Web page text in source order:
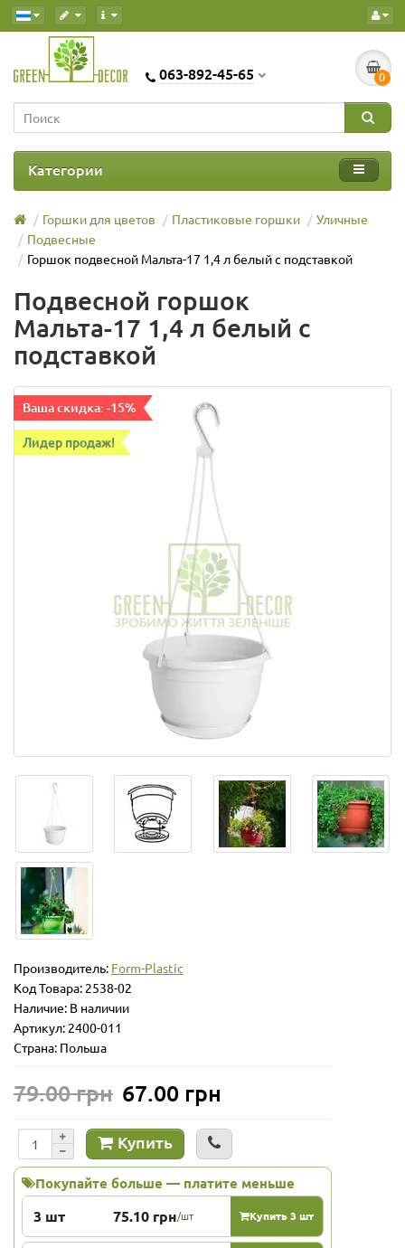
063-892-45-65 0
Категории
Горшки для цветов Пластиковые горшки
Уличные
Подвесные
Горшок подвесной Мальта-17 1,4 л белый с подставкой
Подвесной горшок
Мальта-17 1,4 л белый с
подставкой
Ваша скидка: -15%
Лидер продаж!
Производитель: Form-Plastic
Код Товара: 2538-02
Наличие: В наличии
Артикул: 2400-011
Страна: Польша
79.00 грн 67.00 грн
Купить
Покупайте больше — платите меньше
3 шт 75.10 грн/шт Купить 3 шт